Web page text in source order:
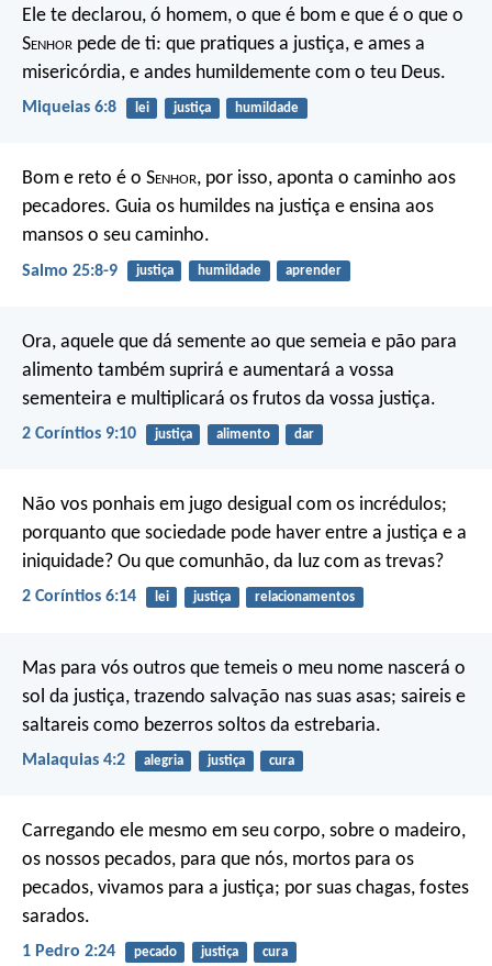
Ele te declarou, ó homem, o que é bom e que é o que o
Senhor pede de ti: que pratiques a justiça, e ames a
misericórdia, e andes humildemente com o teu Deus.
Miqueias 6:8 lei justiça humildade
Bom e reto é o Senhor, por isso, aponta o caminho aos
pecadores. Guia os humildes na justiça e ensina aos
mansos o seu caminho.
Salmo 25:8-9 justiça humildade aprender
Ora, aquele que dá semente ao que semeia e pão para
alimento também suprirá e aumentará a vossa
sementeira e multiplicará os frutos da vossa justiça.
2 Coríntios 9:10 justiça alimento dar
Não vos ponhais em jugo desigual com os incrédulos;
porquanto que sociedade pode haver entre a justiça e a
iniquidade? Ou que comunhão, da luz com as trevas?
2 Coríntios 6:14 lei justiça relacionamentos
Mas para vós outros que temeis o meu nome nascerá o
sol da justiça, trazendo salvação nas suas asas; saireis e
saltareis como bezerros soltos da estrebaria.
Malaquias 4:2 alegria justiça cura
Carregando ele mesmo em seu corpo, sobre o madeiro,
os nossos pecados, para que nós, mortos para os
pecados, vivamos para a justiça; por suas chagas, fostes
sarados.
1 Pedro 2:24 pecado justiça cura